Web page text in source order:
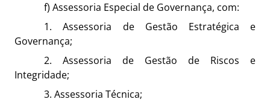
f) Assessoria Especial de Governança, com:
1. Assessoria de Gestão Estratégica e
Governança;
2. Assessoria de Gestão de Riscos e
Integridade;
3. Assessoria Técnica;